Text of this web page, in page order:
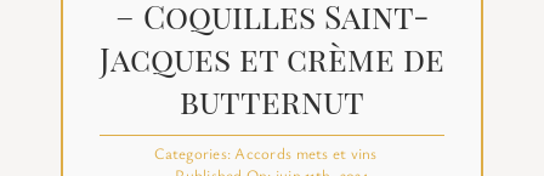
– Coquilles Saint-
Jacques et crème de
butternut
Categories:Accords mets et vins